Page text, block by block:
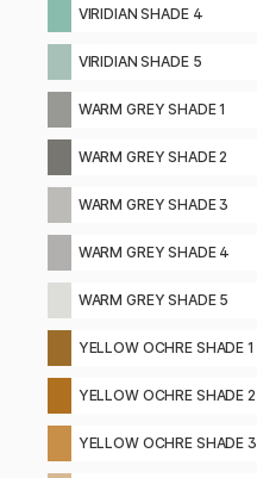
VIRIDIAN SHADE 4
VIRIDIAN SHADE 5
WARM GREY SHADE 1
WARM GREY SHADE 2
WARM GREY SHADE 3
WARM GREY SHADE 4
WARM GREY SHADE 5
YELLOW OCHRE SHADE 1
YELLOW OCHRE SHADE 2
YELLOW OCHRE SHADE 3